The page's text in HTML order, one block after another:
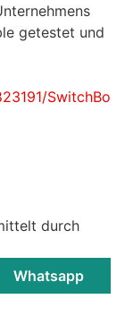
getestet und
SwitchBo
durch
Whatsapp